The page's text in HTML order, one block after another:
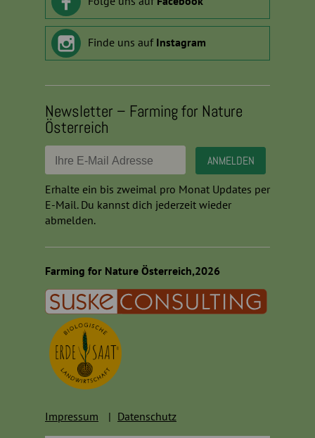
Finde uns auf Instagram
Newsletter – Farming for Nature
Österreich
Erhalte ein bis zweimal pro Monat Updates per
E-Mail. Du kannst dich jederzeit wieder
abmelden.
Farming for Nature Österreich,2026
Impressum Datenschutz